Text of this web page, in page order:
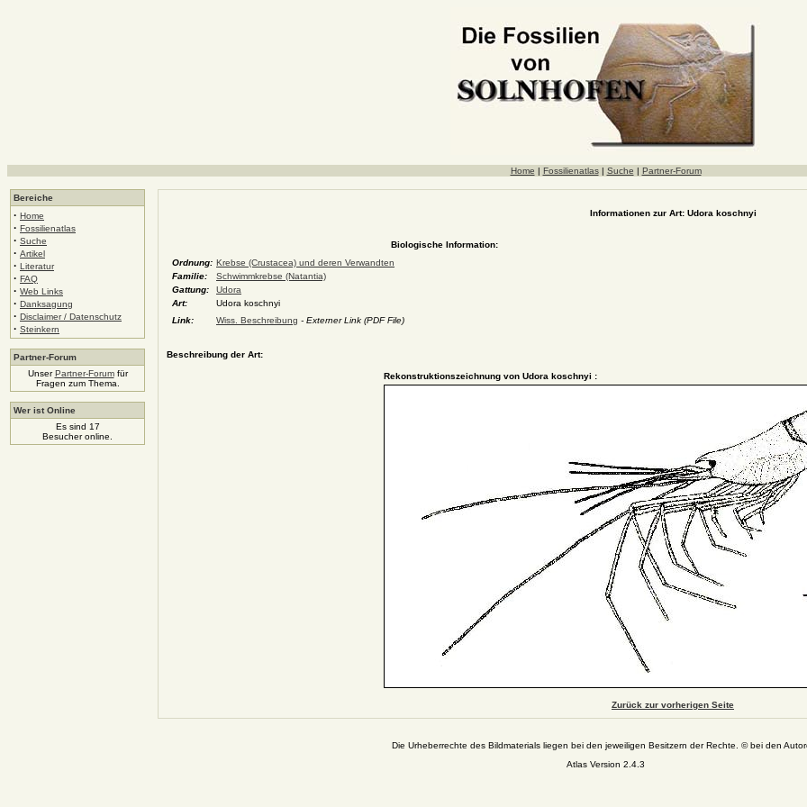
Home | Fossilienatlas| Suche | Partner-Forum
Bereiche
· Home
· Fossilienatlas
· Suche
· Artikel
· Literatur
· FAQ
· Web Links
· Danksagung
· Disclaimer / Datenschutz
· Steinkern
Partner-Forum
UnserPartner-Forumfür
Fragen zum Thema.
Wer ist Online
Es sind 17
Besucher online.
Informationen zur Art: Udora koschnyi
Biologische Information:
Ordnung: Krebse (Crustacea) und deren Verwandten
Familie:
Schwimmkrebse (Natantia)
Gattung:
Udora
Art:
Udora koschnyi
Link:
Wiss. Beschreibung - Externer Link (PDF File)
Beschreibung der Art:
Rekonstruktionszeichnung von Udora koschnyi :
Zurück zur vorherigen Seite
Die Urheberrechte des Bildmaterials liegen bei den jeweiligen Besitzern der Rechte. © bei den
Atlas Version 2.4.3